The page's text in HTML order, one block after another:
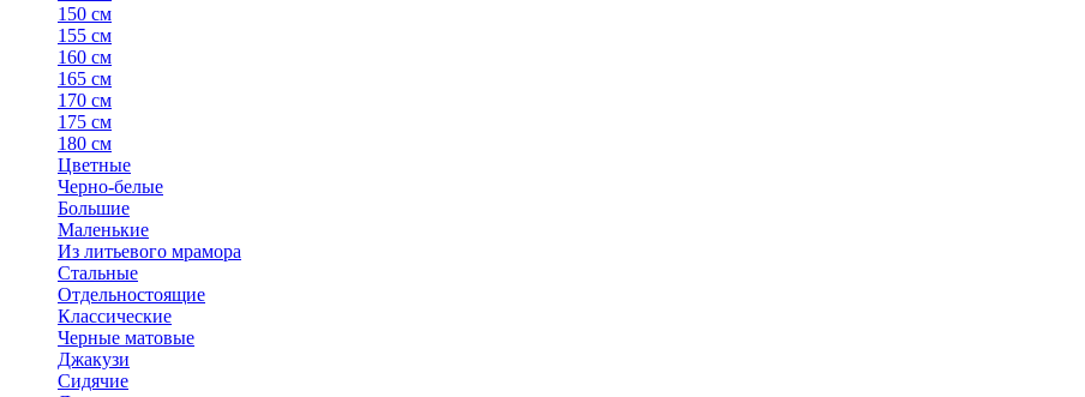
150 см
155 см
160 см
165 см
170 см
175 см
180 см
Цветные
Черно-белые
Большие
Маленькие
Из литьевого мрамора
Стальные
Отдельностоящие
Классические
Черные матовые
Джакузи
Сидячие